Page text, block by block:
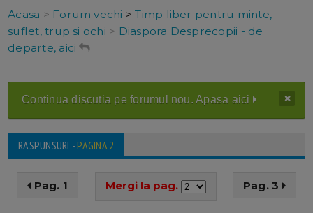
Acasa > Forum vechi >Timp liber pentru minte,
suflet, trup si ochi > Diaspora Desprecopii - de
departe, aici
Continua discutia pe forumul nou. Apasa aici
RASPUNSURI -PAGINA 2
Pag. 1 Mergi la pag. Pag. 3